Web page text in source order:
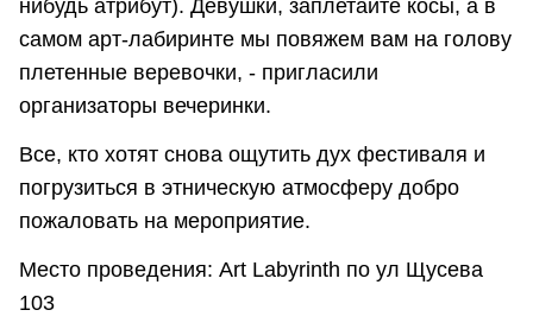
нибудь атрибут). Девушки, заплетайте косы, а в
самом арт-лабиринте мы повяжем вам на голову
плетенные веревочки, - пригласили
организаторы вечеринки.
Все, кто хотят снова ощутить дух фестиваля и
погрузиться в этническую атмосферу добро
пожаловать на мероприятие.
Место проведения: Art Labyrinth по ул Щусева
103